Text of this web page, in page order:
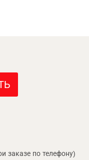
заказе по телефону)